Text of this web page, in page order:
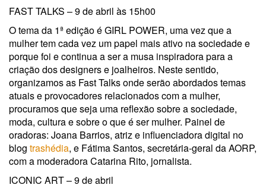
FAST TALKS – 9 de abril às 15h00
O tema da 1ª edição é GIRL POWER, uma vez que a
mulher tem cada vez um papel mais ativo na sociedade e
porque foi e continua a ser a musa inspiradora para a
criação dos designers e joalheiros. Neste sentido,
organizamos as Fast Talks onde serão abordados temas
atuais e provocadores relacionados com a mulher,
procuramos que seja uma reflexão sobre a sociedade,
moda, cultura e sobre o que é ser mulher. Painel de
oradoras: Joana Barrios, atriz e influenciadora digital no
blog trashédia, e Fátima Santos, secretária-geral da AORP,
com a moderadora Catarina Rito, jornalista.
ICONIC ART – 9 de abril